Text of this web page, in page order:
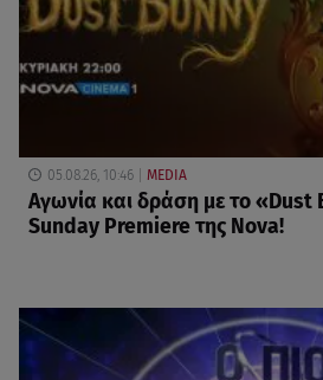
05.08.26, 10:46 MEDIA
Αγωνία και δράση με το «Dust
Sunday Premiere της Nova!